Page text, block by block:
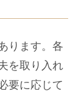
ります。各
を取り入れ
要に応じて